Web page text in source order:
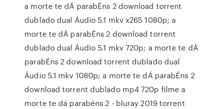
a morte te dÁ parabÉns 2 download torrent
dublado dual Áudio 5.1 mkv x265 1080p; a
morte te dÁ parabÉns 2 download torrent
dublado dual Áudio 5.1 mkv 720p; a morte te dÁ
parabÉns 2 download torrent dublado dual
Áudio 5.1 mkv 1080p; a morte te dÁ parabÉns 2
download torrent dublado mp4 720p filme a
morte te dá parabéns 2 - bluray 2019 torrent